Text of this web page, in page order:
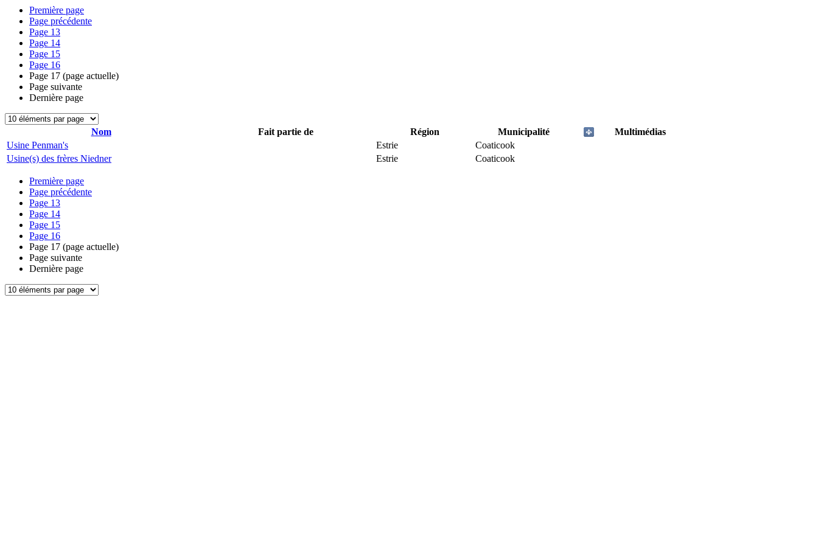
Première page
Page précédente
Page 13
Page 14
Page 15
Page 16
Page 17 (page actuelle)
Page suivante
Dernière page
Nom Fait partie de Région Municipalité
Multimédias
Usine Penman's
Estrie
Coaticook
Usine(s) des frères Niedner
Estrie Coaticook
Première page
Page précédente
Page 13
Page 14
Page 15
Page 16
Page 17 (page actuelle)
Page suivante
Dernière page